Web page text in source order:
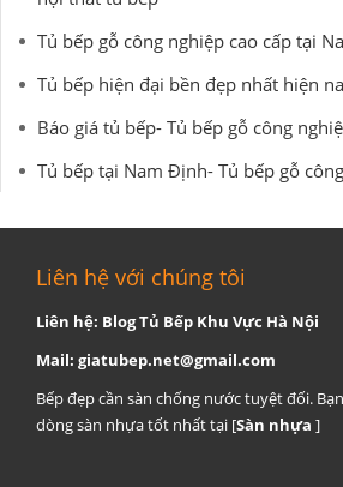
Tủ bếp gỗ công nghiệp cao cấp tại
Tủ bếp hiện đại bền đẹp nhất hiện
Báo giá tủ bếp- Tủ bếp gỗ công
Tủ bếp tại Nam Định- Tủ bếp gỗ
Liên hệ với chúng tôi
Liên hệ: Blog Tủ Bếp Khu Vực Hà Nội
Mail: giatubep.net@gmail.com
Bếp đẹp cần sàn chống nước tuyệt đối.
dòng sàn nhựa tốt nhất tại [Sàn nhựa ]